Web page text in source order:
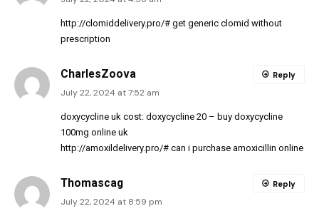
http://clomiddelivery.pro/# get generic clomid without
prescription
CharlesZoova
July 22, 2024 at 7:52 am
doxycycline uk cost: doxycycline 20 – buy doxycycline
100mg online uk
http://amoxildelivery.pro/# can i purchase amoxicillin online
Reply
Thomascag
July 22, 2024 at 8:59 pm
Reply